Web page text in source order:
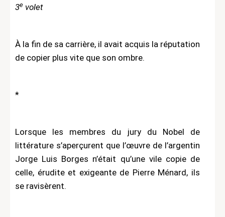
3e volet
À la fin de sa carrière, il avait acquis la réputation
de copier plus vite que son ombre.
*
Lorsque les membres du jury du Nobel de
littérature s’aperçurent que l’œuvre de l’argentin
Jorge Luis Borges n’était qu’une vile copie de
celle, érudite et exigeante de Pierre Ménard, ils
se ravisèrent.